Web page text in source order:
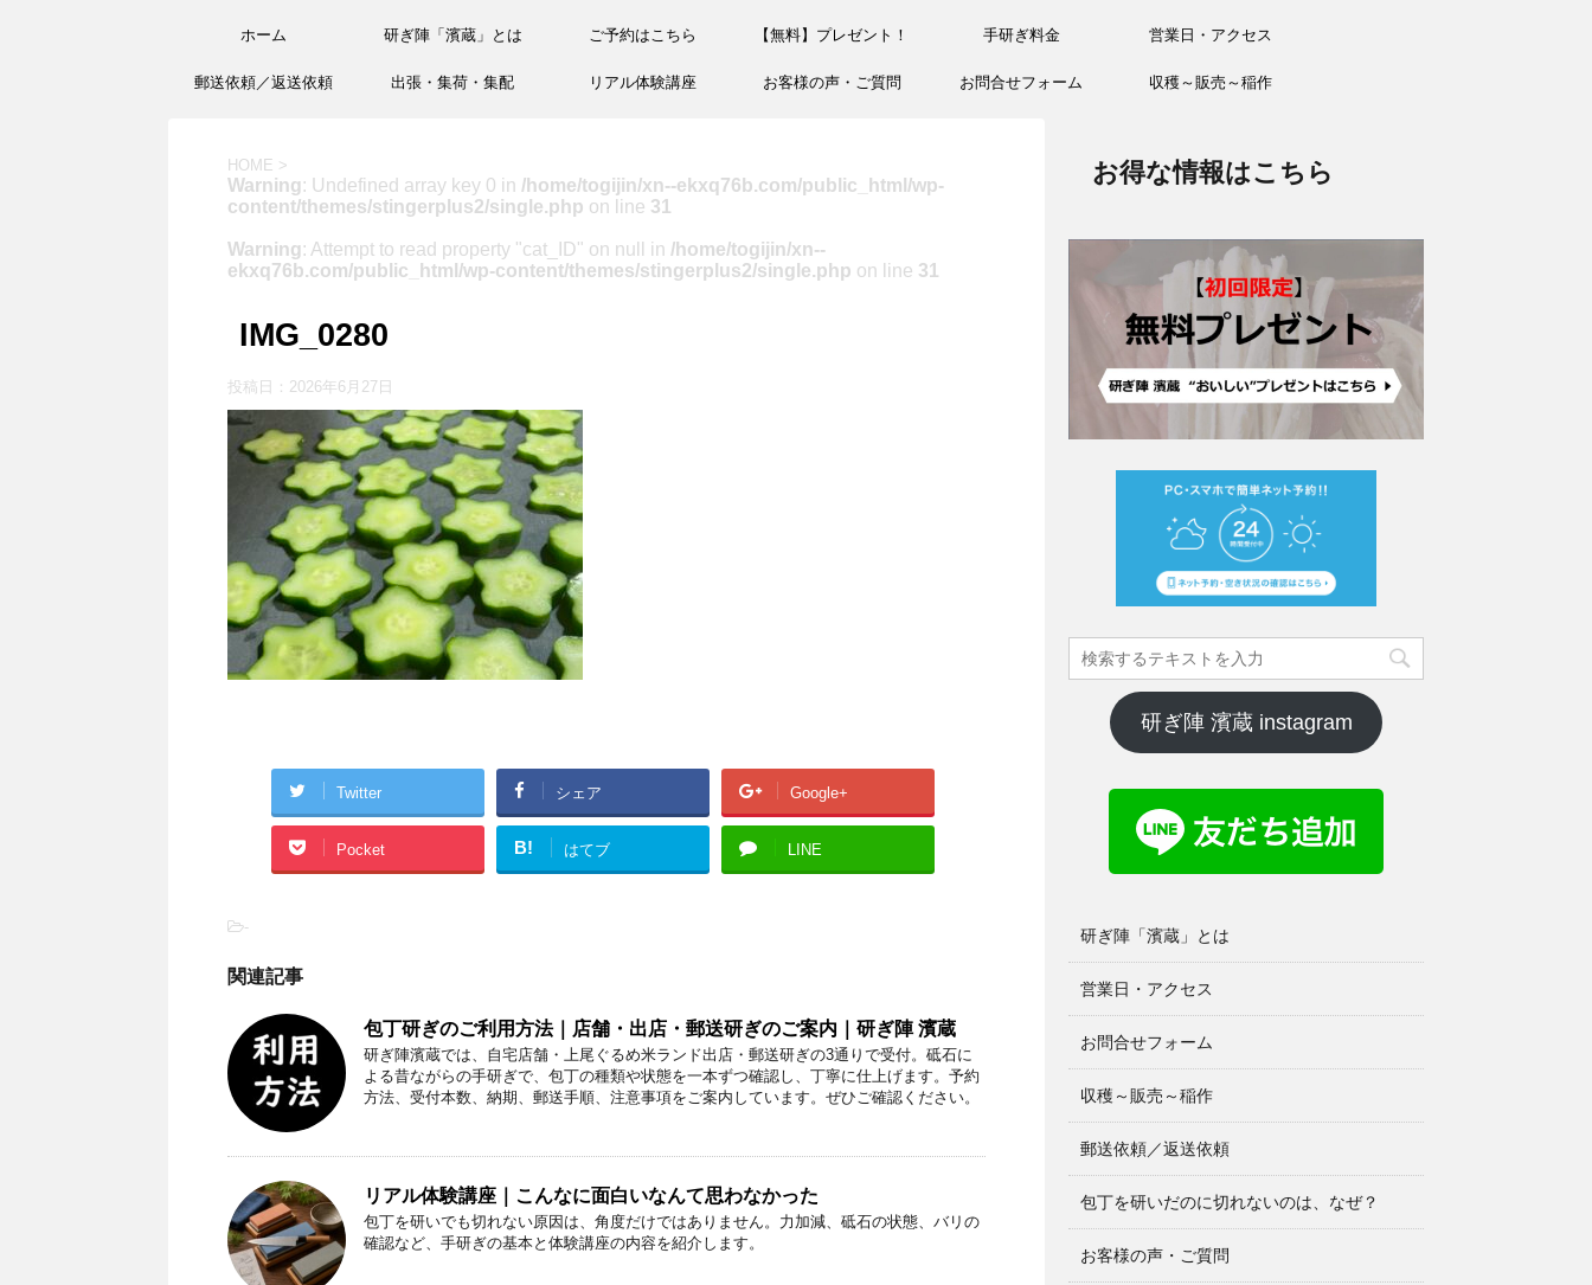
ホーム 研ぎ陣「濱蔵」とは ご予約はこちら 【無料】プレゼント！ 手研ぎ料金 営業日・アクセス
郵送依頼／返送依頼 出張・集荷・集配 リアル体験講座 お客様の声・ご質問 お問合せフォーム 収穫～販売～稲作
HOME >
Warning: Undefined array key 0 in /home/togijin/xn--ekxq76b.com/public_html/wp-
content/themes/stingerplus2/single.php on line 31
Warning: Attempt to read property "cat_ID" on null in /home/togijin/xn--
ekxq76b.com/public_html/wp-content/themes/stingerplus2/single.php on line 31
IMG_0280
投稿日： 2026年6月27日
Twitter シェア Google+
Pocket B! はてブ LINE
-
関連記事
包丁研ぎのご利用方法｜店舗・出店・郵送研ぎのご案内｜研ぎ陣 濱蔵
研ぎ陣濱蔵では、自宅店舗・上尾ぐるめ米ランド出店・郵送研ぎの3通りで受付。砥石に
よる昔ながらの手研ぎで、包丁の種類や状態を一本ずつ確認し、丁寧に仕上げます。予約
方法、受付本数、納期、郵送手順、注意事項をご案内しています。ぜひご確認ください。
リアル体験講座｜こんなに面白いなんて思わなかった
包丁を研いでも切れない原因は、角度だけではありません。力加減、砥石の状態、バリの
確認など、手研ぎの基本と体験講座の内容を紹介します。
お得な情報はこちら
研ぎ陣 濱蔵 instagram
研ぎ陣「濱蔵」とは
営業日・アクセス
お問合せフォーム
収穫～販売～稲作
郵送依頼／返送依頼
包丁を研いだのに切れないのは、なぜ？
お客様の声・ご質問